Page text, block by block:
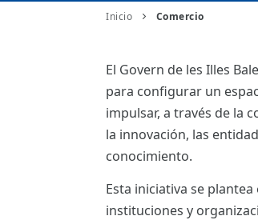
INTERNACIONALIZACIÓN
Inicio Comercio
El Govern de les Illes
para configurar un
impulsar, a través de la
la innovación, las
conocimiento.
Esta iniciativa se
instituciones y